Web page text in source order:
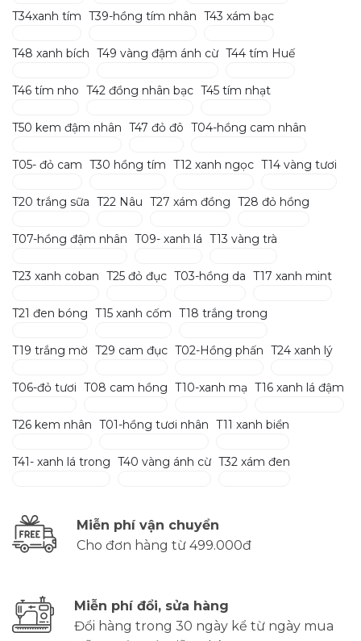
T34xanh tím T39-hồng tím nhân T43 xám bạc
T48 xanh bích T49 vàng đậm ánh cừ T44 tím Huế
T46 tím nho T42 đồng nhân bạc T45 tím nhạt
T50 kem đậm nhân T47 đỏ đô T04-hồng cam nhân
T05- đỏ cam T30 hồng tím T12 xanh ngọc T14 vàng tươi
T20 trắng sữa T22 Nâu T27 xám đồng T28 đỏ hồng
T07-hồng đậm nhân T09- xanh lá T13 vàng trà
T23 xanh coban T25 đỏ đục T03-hồng da T17 xanh mint
T21 đen bóng T15 xanh cốm T18 trắng trong
T19 trắng mờ T29 cam đục T02-Hồng phấn T24 xanh lý
T06-đỏ tươi T08 cam hồng T10-xanh mạ T16 xanh lá đậm
T26 kem nhân T01-hồng tươi nhân T11 xanh biển
T41- xanh lá trong T40 vàng ánh cừ T32 xám đen
Miễn phí vận chuyển
Cho đơn hàng từ 499.000đ
Miễn phí đổi, sửa hàng
Đổi hàng trong 30 ngày kể từ ngày mua